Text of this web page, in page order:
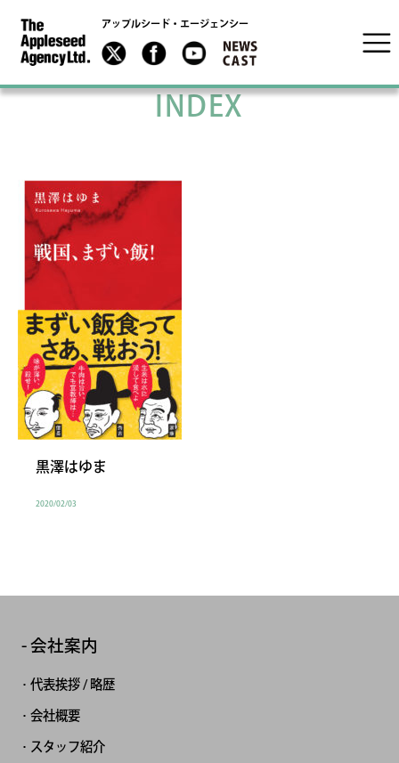
アップルシード・エージェンシー
INDEX
黒澤はゆま
2020/02/03
会社案内
代表挨拶 / 略歴
会社概要
スタッフ紹介